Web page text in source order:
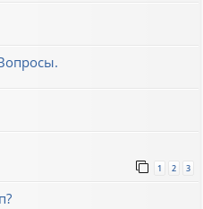
1 2 3